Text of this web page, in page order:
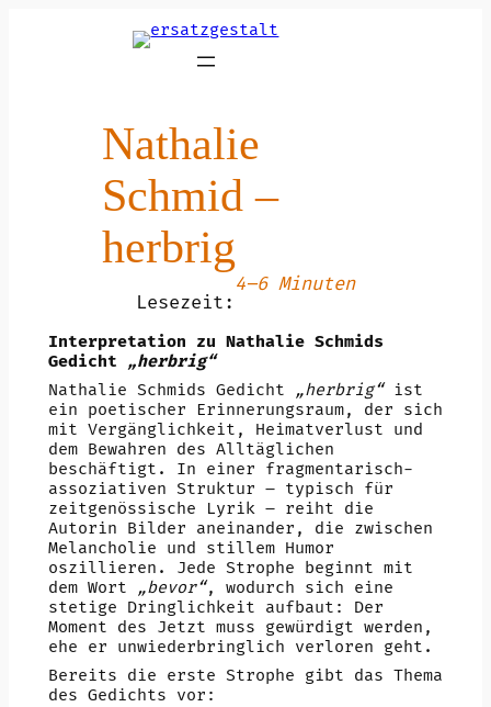
Nathalie
Schmid –
herbrig
Lesezeit:
4–6 Minuten
Interpretation zu Nathalie Schmids
Gedicht „herbrig“
Nathalie Schmids Gedicht
„herbrig“ist
ein poetischer Erinnerungsraum, der sich
mit Vergänglichkeit, Heimatverlust und
dem Bewahren des Alltäglichen
beschäftigt. In einer fragmentarisch-
assoziativen Struktur – typisch für
zeitgenössische Lyrik – reiht die
Autorin Bilder aneinander, die zwischen
Melancholie und stillem Humor
oszillieren. Jede Strophe beginnt mit
dem Wort
„bevor“, wodurch sich eine
stetige Dringlichkeit aufbaut: Der
Moment des Jetzt muss gewürdigt werden,
ehe er unwiederbringlich verloren geht.
Bereits die erste Strophe gibt das Thema
des Gedichts vor: